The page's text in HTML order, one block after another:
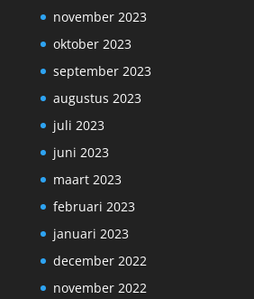
november 2023
oktober 2023
september 2023
augustus 2023
juli 2023
juni 2023
maart 2023
februari 2023
januari 2023
december 2022
november 2022